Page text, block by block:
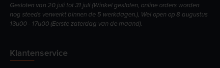
Gesloten van 20 juli tot 31 juli (Winkel gesloten, online orders worden
nog steeds verwerkt binnen de 5 werkdagen.), Wel open op 8 augustus
13u00 - 17u00 (Eerste zaterdag van de maand).
Klantenservice